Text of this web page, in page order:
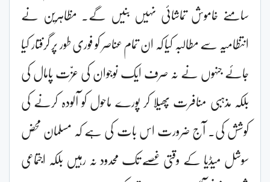
سامنے خاموش تماشائی نہیں بنیں گے۔ مظاہرین نے
انتظامیہ سے مطالبہ کیا کہ ان تمام عناصر کو فوری طور پر گرفتار کیا
جائے جنہوں نے نہ صرف ایک نوجوان کی عزّت پامال کی
بلکہ مذہبی منافرت پھیلا کر پورے ماحول کو آلودہ کرنے کی
کوشش کی۔ آج ضرورت اس بات کی ہے کہ مسلمان محض
سوشل میڈیا کے وقتی غصّے تک محدود نہ رہیں بلکہ اجتماعی